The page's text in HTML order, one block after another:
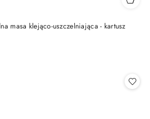
masa klejąco-uszczelniająca - kartusz